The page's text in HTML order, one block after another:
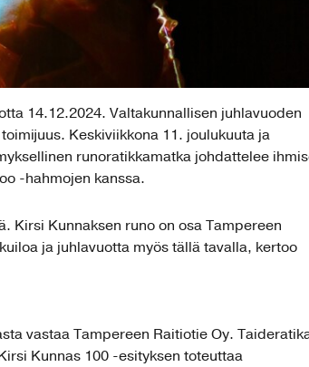
14.12.2024. Valtakunnallisen juhlavuoden
Keskiviikkona 11. joulukuuta ja
runoratikkamatka johdattelee
-hahmojen kanssa.
Kirsi Kunnaksen runo on osa Tampereen
ja juhlavuotta myös tällä tavalla, kertoo
vastaa Tampereen Raitiotie Oy.
Kunnas 100 -esityksen toteuttaa